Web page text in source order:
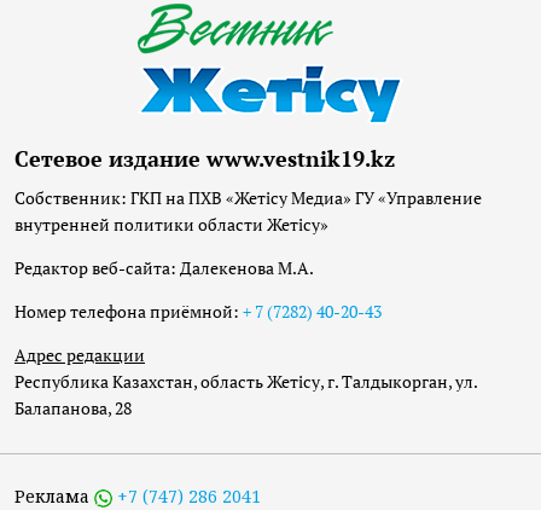
Сетевое издание www.vestnik19.kz
Собственник: ГКП на ПХВ «Жетісу Медиа» ГУ «Управление
внутренней политики области Жетісу»
Редактор веб-сайта: Далекенова М.А.
Номер телефона приёмной: + 7 (7282) 40-20-43
Адрес редакции
Республика Казахстан, область Жетісу, г. Талдыкорган, ул.
Балапанова, 28
Реклама +7 (747) 286 2041